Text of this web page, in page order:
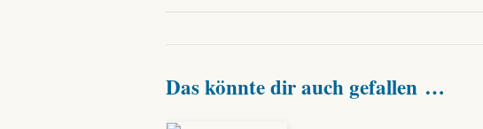
Das könnte dir auch gefallen …